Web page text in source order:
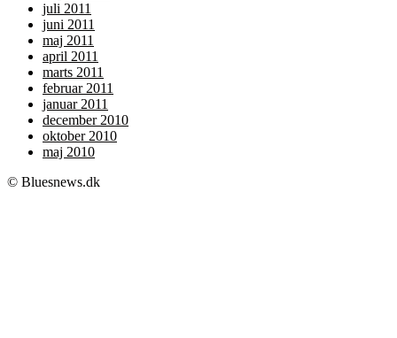
juli 2011
juni 2011
maj 2011
april 2011
marts 2011
februar 2011
januar 2011
december 2010
oktober 2010
maj 2010
© Bluesnews.dk